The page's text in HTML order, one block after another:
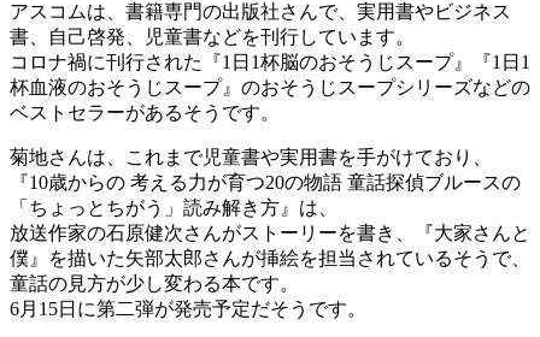
アスコムは、書籍専門の出版社さんで、実用書やビジネス
書、自己啓発、児童書などを刊行しています。
コロナ禍に刊行された『1日1杯脳のおそうじスープ』『1日1
杯血液のおそうじスープ』のおそうじスープシリーズなどの
ベストセラーがあるそうです。
菊地さんは、これまで児童書や実用書を手がけており、
『10歳からの 考える力が育つ20の物語 童話探偵ブルースの
「ちょっとちがう」読み解き方』は、
放送作家の石原健次さんがストーリーを書き、『大家さんと
僕』を描いた矢部太郎さんが挿絵を担当されているそうで、
童話の見方が少し変わる本です。
6月15日に第二弾が発売予定だそうです。